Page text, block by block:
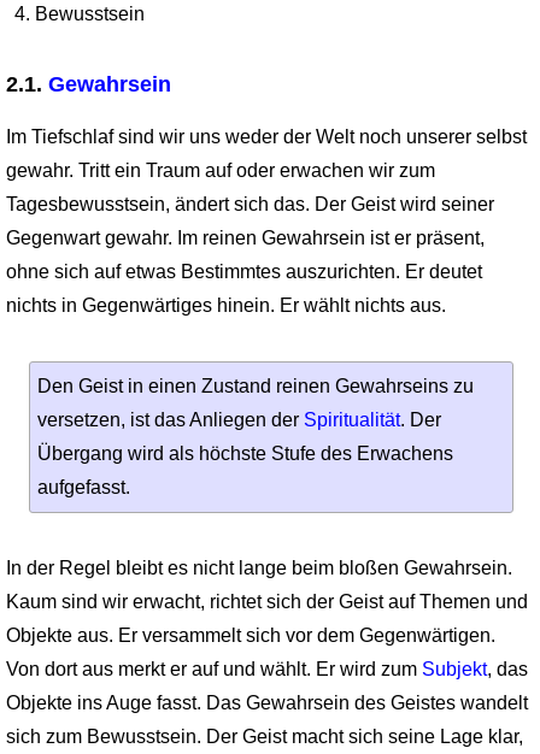
Bewusstsein
2.1. Gewahrsein
Im Tiefschlaf sind wir uns weder der Welt noch unserer selbst
gewahr. Tritt ein Traum auf oder erwachen wir zum
Tagesbewusstsein, ändert sich das. Der Geist wird seiner
Gegenwart gewahr. Im reinen Gewahrsein ist er präsent,
ohne sich auf etwas Bestimmtes auszurichten. Er deutet
nichts in Gegenwärtiges hinein. Er wählt nichts aus.
Den Geist in einen Zustand reinen Gewahrseins zu
versetzen, ist das Anliegen der Spiritualität. Der
Übergang wird als höchste Stufe des Erwachens
aufgefasst.
In der Regel bleibt es nicht lange beim bloßen Gewahrsein.
Kaum sind wir erwacht, richtet sich der Geist auf Themen und
Objekte aus. Er versammelt sich vor dem Gegenwärtigen.
Von dort aus merkt er auf und wählt. Er wird zum Subjekt, das
Objekte ins Auge fasst. Das Gewahrsein des Geistes wandelt
sich zum Bewusstsein. Der Geist macht sich seine Lage klar,